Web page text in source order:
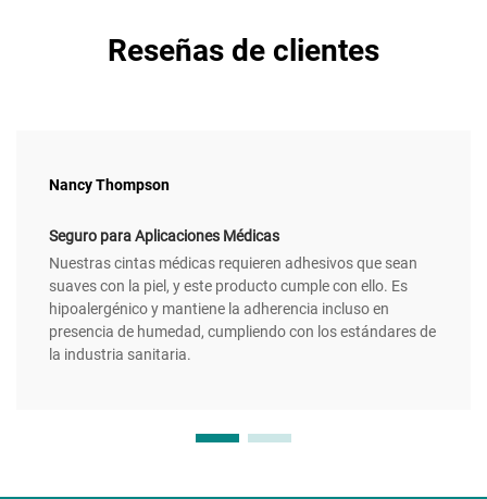
Reseñas de clientes
Nancy Thompson
Seguro para Aplicaciones Médicas
Nuestras cintas médicas requieren adhesivos que sean
suaves con la piel, y este producto cumple con ello. Es
hipoalergénico y mantiene la adherencia incluso en
presencia de humedad, cumpliendo con los estándares de
la industria sanitaria.